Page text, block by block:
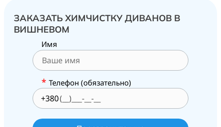
ЗАКАЗАТЬ ХИМЧИСТКУ ДИВАНОВ В
ВИШНЕВОМ
Имя
* Телефон (обязательно)
+380